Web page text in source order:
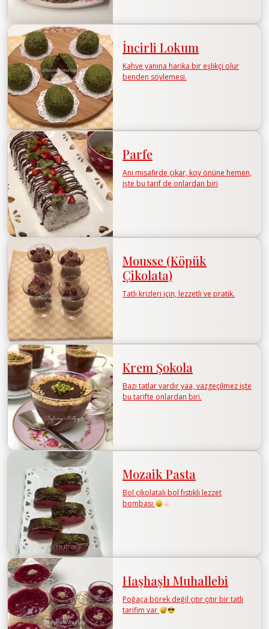
İncirli Lokum
Kahve yanına harika bir eşlikçi olur
benden söylemesi.
Parfe
Ani misafirde çıkar, koy önüne hemen,
işte bu tarif de onlardan biri
Mousse (Köpük
Çikolata)
Tatlı krizleri için, lezzetli ve pratik.
Krem Şokola
Bazı tatlar vardır yaa, vazgeçilmez işte
bu tarifte onlardan biri.
Mozaik Pasta
Bol çikolatalı bol fıstıklı lezzet
bombası
Haşhaşlı Muhallebi
Poğaça börek değil çıtır çıtır bir tatlı
tarifim var